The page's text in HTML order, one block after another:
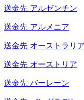
送金先 アルゼンチン
送金先 アルメニア
送金先 オーストラリア
送金先 オーストリア
送金先 バーレーン